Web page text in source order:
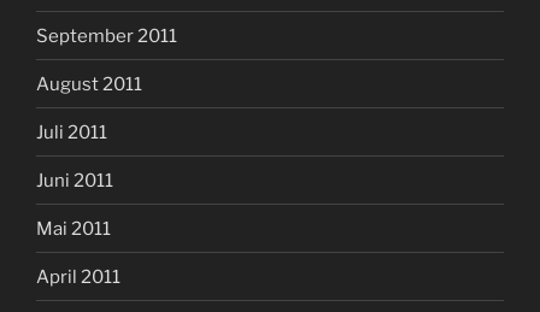
September 2011
August 2011
Juli 2011
Juni 2011
Mai 2011
April 2011